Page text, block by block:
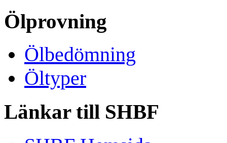
Ölprovning
Ölbedömning
Öltyper
Länkar till SHBF